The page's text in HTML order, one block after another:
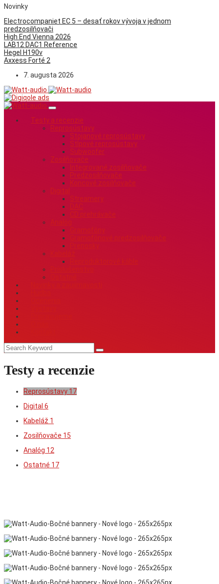
Novinky
Electrocompaniet EC 5 – desať rokov vývoja v jednom
predzosilňovači
High End Vienna 2026
LAB12 DAC1 Reference
Hegel H190v
Axxess Forté 2
7. augusta 2026
Testy a recenzie
Reprosústavy
Stojanové reprosústavy
Stĺpové reprosústavy
Subwoofer
Zosilňovače
Integrované zosilňovače
Predzosilňovače
Koncové zosilňovače
Digital
Streamery
DAC
CD prehrávače
Analóg
Gramofóny
Gramofónové predzosilňovače
Testy a recenzie
Reprosústavy 17
Digital 6
Kabeláž 1
Zosilňovače 15
Analóg 12
Ostatné 17